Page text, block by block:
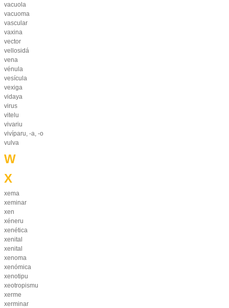
vacuola
vacuoma
vascular
vaxina
vector
vellosidá
vena
vénula
vesícula
vexiga
vidaya
virus
vitelu
vivariu
vivíparu, -a, -o
vulva
W
X
xema
xeminar
xen
xéneru
xenética
xenital
xenital
xenoma
xenómica
xenotipu
xeotropismu
xerme
xerminar